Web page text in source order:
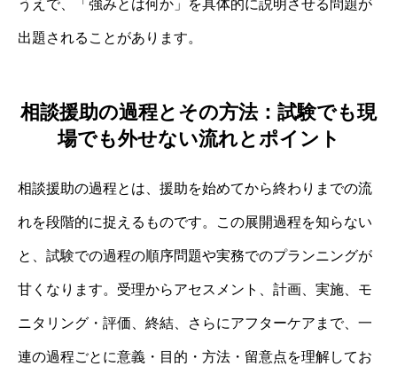
うえで、「強みとは何か」を具体的に説明させる問題が
出題されることがあります。
相談援助の過程とその方法：試験でも現
場でも外せない流れとポイント
相談援助の過程とは、援助を始めてから終わりまでの流
れを段階的に捉えるものです。この展開過程を知らない
と、試験での過程の順序問題や実務でのプランニングが
甘くなります。受理からアセスメント、計画、実施、モ
ニタリング・評価、終結、さらにアフターケアまで、一
連の過程ごとに意義・目的・方法・留意点を理解してお